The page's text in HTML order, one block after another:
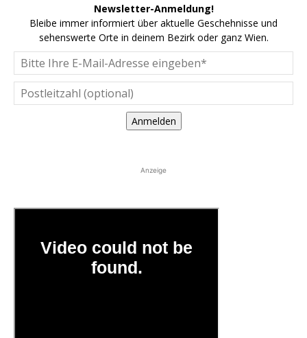
Newsletter-Anmeldung!
Bleibe immer informiert über aktuelle Geschehnisse und
sehenswerte Orte in deinem Bezirk oder ganz Wien.
Anmelden
Anzeige